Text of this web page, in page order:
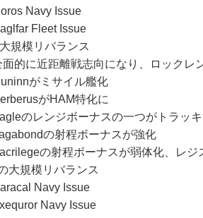
Navy Issue
Fleet Issue
規模リバランス
面的に近距離戦志向になり、ロックレ
がミサイル艦化
がHAM特化に
のレンジボーナスの一つがトラッ
の射程ボーナスが強化
の射程ボーナスが弱体化、レジ
大規模リバランス
Navy Issue
Navy Issue